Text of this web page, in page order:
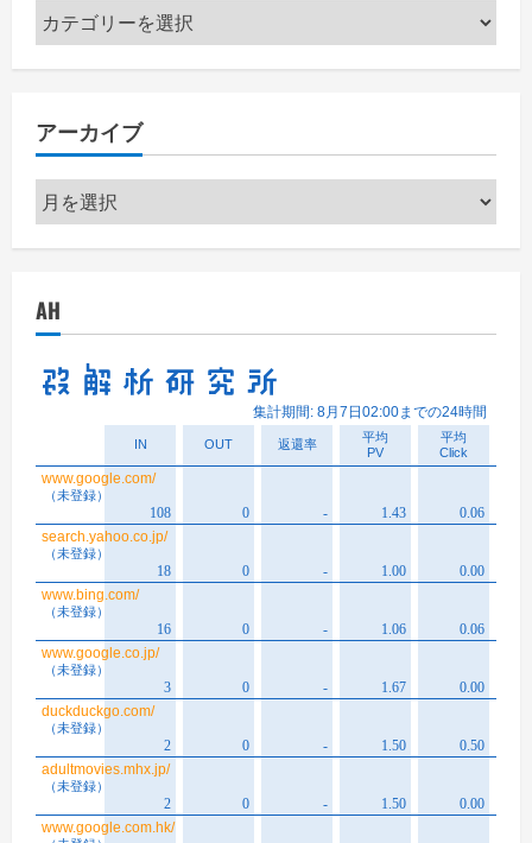
カ
テ
ー
アーカイブ
ア
ー
ブ
AH